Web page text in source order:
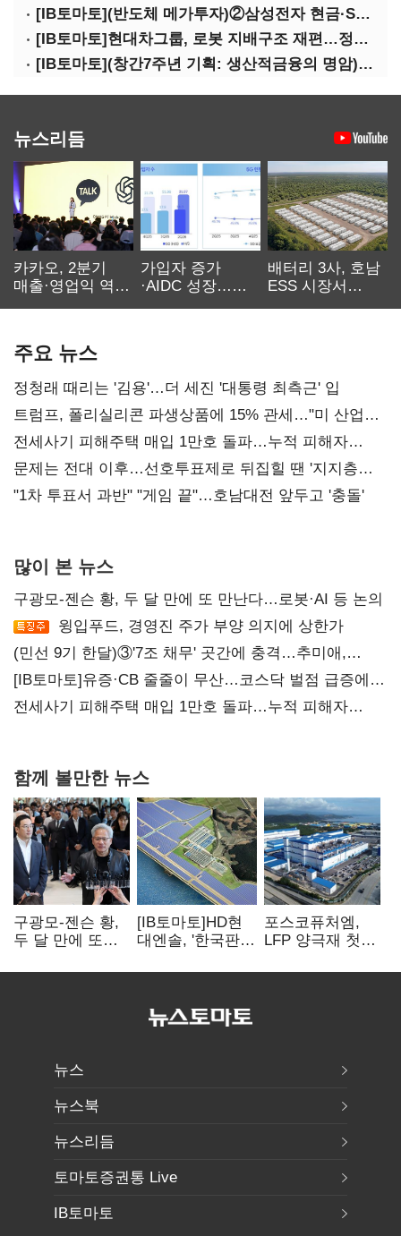
[IB토마토](반도체 메가투자)②삼성전자 현금·SDI 차입…엇갈린 2655조 투자체력
[IB토마토]현대차그룹, 로봇 지배구조 재편…정의선 1245억 추가 투입 유력
[IB토마토](창간7주년 기획: 생산적금융의 명암)③선택받은 산업, 커진 자금격차
뉴스리듬
카카오, 2분기
매출·영업익 역대
가입자 증가
·AIDC 성장…
배터리 3사, 호남
ESS 시장서
주요 뉴스
정청래 때리는 '김용'…더 세진 '대통령 최측근' 입
트럼프, 폴리실리콘 파생상품에 15% 관세…"미 산업
재건"
전세사기 피해주택 매입 1만호 돌파…누적 피해자
4만278명
문제는 전대 이후…선호투표제로 뒤집힐 땐 '지지층
불복'
"1차 투표서 과반" "게임 끝"…호남대전 앞두고 '충돌'
많이 본 뉴스
구광모-젠슨 황, 두 달 만에 또 만난다…로봇·AI 등 논의
윙입푸드, 경영진 주가 부양 의지에 상한가
(민선 9기 한달)③'7조 채무' 곳간에 충격…추미애,
20년만에 '비상재정' 선언 승부수
[IB토마토]유증·CB 줄줄이 무산…코스닥 벌점 급증에
상폐 압박
전세사기 피해주택 매입 1만호 돌파…누적 피해자
함께 볼만한 뉴스
구광모-젠슨 황,
두 달 만에 또
등 논의
[IB토마토]HD현
대엔솔, '한국판
세액공제 선택이
포스코퓨처엠,
LFP 양극재 첫
ESS 시장 공략
뉴스
뉴스북
뉴스리듬
토마토증권통 Live
IB토마토